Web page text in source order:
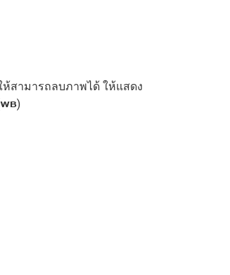
สามารถลบภาพได้ ให้แสดง
U)